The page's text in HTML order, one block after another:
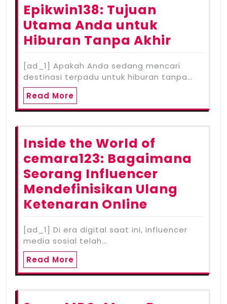
Epikwin138: Tujuan
Utama Anda untuk
Hiburan Tanpa Akhir
[ad_1] Apakah Anda sedang mencari
destinasi terpadu untuk hiburan tanpa…
Read More
Inside the World of
cemara123: Bagaimana
Seorang Influencer
Mendefinisikan Ulang
Ketenaran Online
[ad_1] Di era digital saat ini, influencer
media sosial telah…
Read More